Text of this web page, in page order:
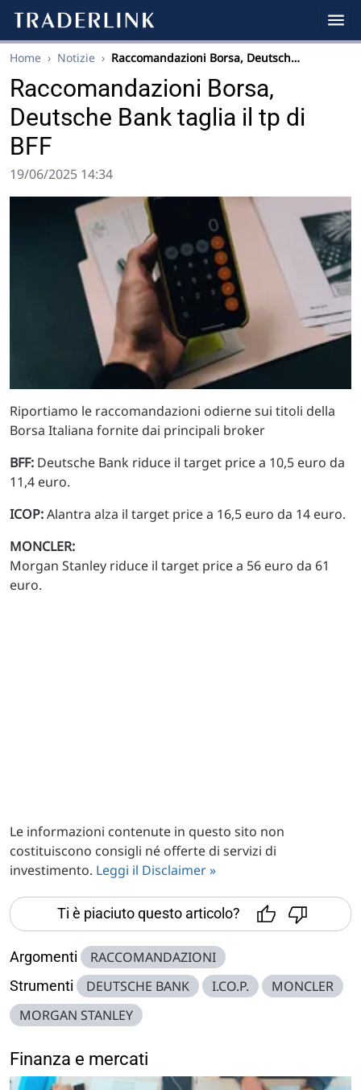
Home › Notizie › Raccomandazioni Borsa, Deutsch…
Raccomandazioni Borsa,
Deutsche Bank taglia il tp di
BFF
19/06/2025 14:34
Riportiamo le raccomandazioni odierne sui titoli della
Borsa Italiana fornite dai principali broker
BFF: Deutsche Bank riduce il target price a 10,5 euro da
11,4 euro.
ICOP:Alantra alza il target price a 16,5 euro da 14 euro.
MONCLER:
Morgan Stanley riduce il target price a 56 euro da 61
euro.
Le informazioni contenute in questo sito non
costituiscono consigli né offerte di servizi di
investimento. Leggi il Disclaimer »
Ti è piaciuto questo articolo?
Argomenti RACCOMANDAZIONI
Strumenti DEUTSCHE BANK I.CO.P.
MONCLER
MORGAN STANLEY
Finanza e mercati